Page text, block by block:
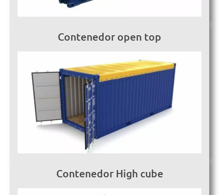
Contenedor open top
Contenedor High cube